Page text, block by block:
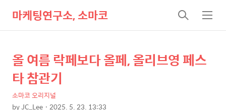
마케팅연구소, 소마코
검
색
메
뉴
상
세
텐
본
문
제
목
올 여름 락페보다 올페, 올리브영 페스
타 참관기
소마코 오리지널
byJC_Lee 2025. 5. 23. 13:33